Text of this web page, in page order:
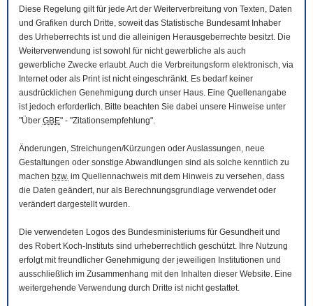
Diese Regelung gilt für jede Art der Weiterverbreitung von Texten, Daten
und Grafiken durch Dritte, soweit das Statistische Bundesamt Inhaber
des Urheberrechts ist und die alleinigen Herausgeberrechte besitzt. Die
Weiterverwendung ist sowohl für nicht gewerbliche als auch
gewerbliche Zwecke erlaubt. Auch die Verbreitungsform elektronisch, via
Internet oder als Print ist nicht eingeschränkt. Es bedarf keiner
ausdrücklichen Genehmigung durch unser Haus. Eine Quellenangabe
ist jedoch erforderlich. Bitte beachten Sie dabei unsere Hinweise unter
"Über GBE" - "Zitationsempfehlung".
Änderungen, Streichungen/Kürzungen oder Auslassungen, neue
Gestaltungen oder sonstige Abwandlungen sind als solche kenntlich zu
machen bzw. im Quellennachweis mit dem Hinweis zu versehen, dass
die Daten geändert, nur als Berechnungsgrundlage verwendet oder
verändert dargestellt wurden.
Die verwendeten Logos des Bundesministeriums für Gesundheit und
des Robert Koch-Instituts sind urheberrechtlich geschützt. Ihre Nutzung
erfolgt mit freundlicher Genehmigung der jeweiligen Institutionen und
ausschließlich im Zusammenhang mit den Inhalten dieser Website. Eine
weitergehende Verwendung durch Dritte ist nicht gestattet.